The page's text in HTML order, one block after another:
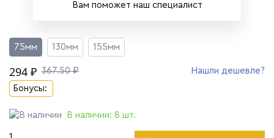
Вам поможет наш специалист
75мм 130мм 155мм
294 ₽ 367.50 ₽
Нашли дешевле?
Бонусы:
В наличии: 8 шт.